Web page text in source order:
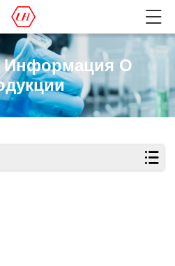
Информация О